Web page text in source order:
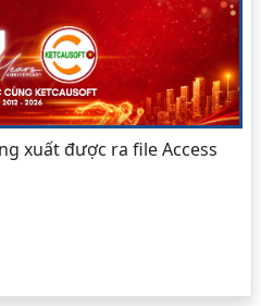
xuất được ra file Access